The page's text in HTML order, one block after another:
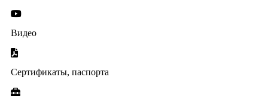
Видео
Сертификаты, паспорта